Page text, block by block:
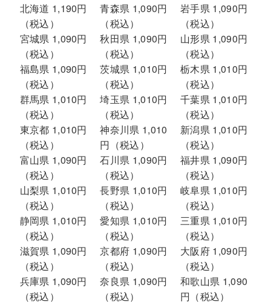
北海道 1,190円
（税込）
青森県 1,090円
（税込）
岩手県 1,090円
（税込）
宮城県 1,090円
（税込）
秋田県 1,090円
（税込）
山形県 1,090円
（税込）
福島県 1,090円
（税込）
茨城県 1,010円
（税込）
栃木県 1,010円
（税込）
群馬県 1,010円
（税込）
埼玉県 1,010円
（税込）
千葉県 1,010円
（税込）
東京都 1,010円
（税込）
神奈川県 1,010
円（税込）
新潟県 1,010円
（税込）
富山県 1,090円
（税込）
石川県 1,090円
（税込）
福井県 1,090円
（税込）
山梨県 1,010円
（税込）
長野県 1,010円
（税込）
岐阜県 1,010円
（税込）
静岡県 1,010円
（税込）
愛知県 1,010円
（税込）
三重県 1,010円
（税込）
滋賀県 1,090円
（税込）
京都府 1,090円
（税込）
大阪府 1,090円
（税込）
兵庫県 1,090円
（税込）
奈良県 1,090円
（税込）
和歌山県 1,090
円（税込）